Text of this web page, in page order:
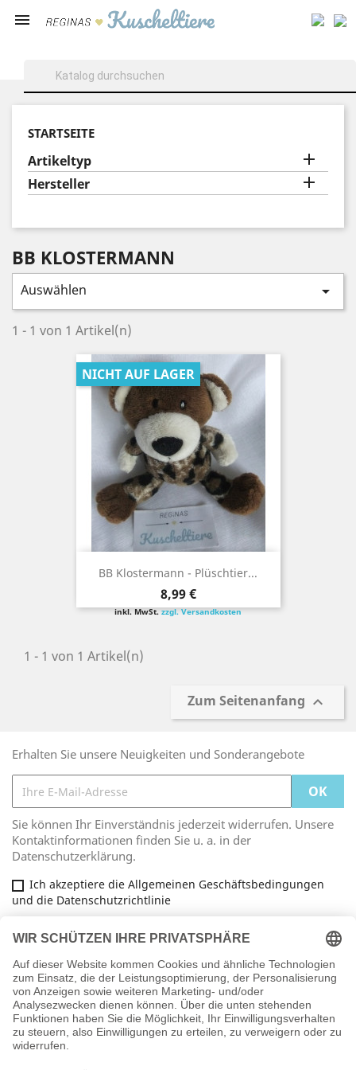

STARTSEITE
Artikeltyp 
Hersteller 
BB KLOSTERMANN
Auswählen 
1 - 1 von 1 Artikel(n)
BB Klostermann - Plüschtier...
Preis
8,99 €
inkl. MwSt.zzgl. Versandkosten
NICHT AUF LAGER
1 - 1 von 1 Artikel(n)
Zum Seitenanfang 
Erhalten Sie unsere Neuigkeiten und Sonderangebote
Sie können Ihr Einverständnis jederzeit widerrufen. Unsere
Kontaktinformationen finden Sie u. a. in der
Datenschutzerklärung.
Ich akzeptiere die Allgemeinen Geschäftsbedingungen
und die Datenschutzrichtlinie
Facebook
ARTIKEL 
INFORMATIONEN